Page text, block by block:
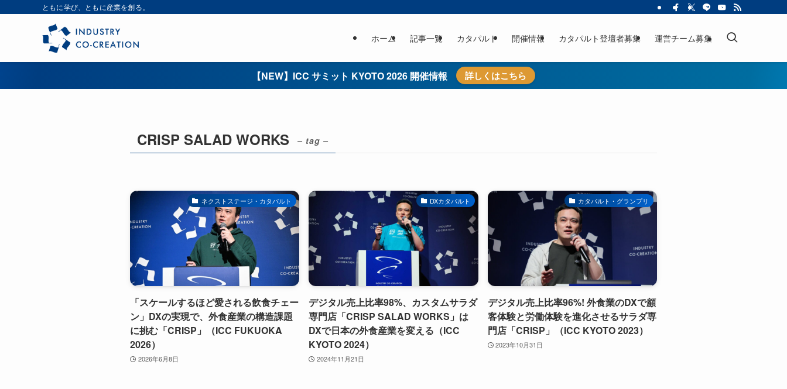
ともに学び、ともに産業を創る。
ホーム 記事一覧 カタパルト 開催情報 カタパルト登壇者募集 運営チーム募集
【NEW】ICC サミット KYOTO 2026 開催情報 詳しくはこちら
CRISP SALAD WORKS – tag –
ネクストステージ・カタパルト
「スケールするほど愛される飲食チェー
ン」DXの実現で、外食産業の構造課題
に挑む「CRISP」（ICC FUKUOKA
2026）
2026年6月8日
DXカタパルト
デジタル売上比率98%、カスタムサラダ
専門店「CRISP SALAD WORKS」は
DXで日本の外食産業を変える（ICC
KYOTO 2024）
2024年11月21日
カタパルト・グランプリ
デジタル売上比率96%! 外食業のDXで顧
客体験と労働体験を進化させるサラダ専
門店「CRISP」（ICC KYOTO 2023）
2023年10月31日